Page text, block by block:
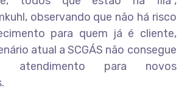
observando que não há risco
para quem já é cliente,
atual a SCGÁS não consegue
atendimento para novos